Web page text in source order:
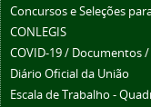
Concursos e Seleções
CONLEGIS
COVID-19 / Documentos
Diário Oficial da União
Escala de Trabalho -